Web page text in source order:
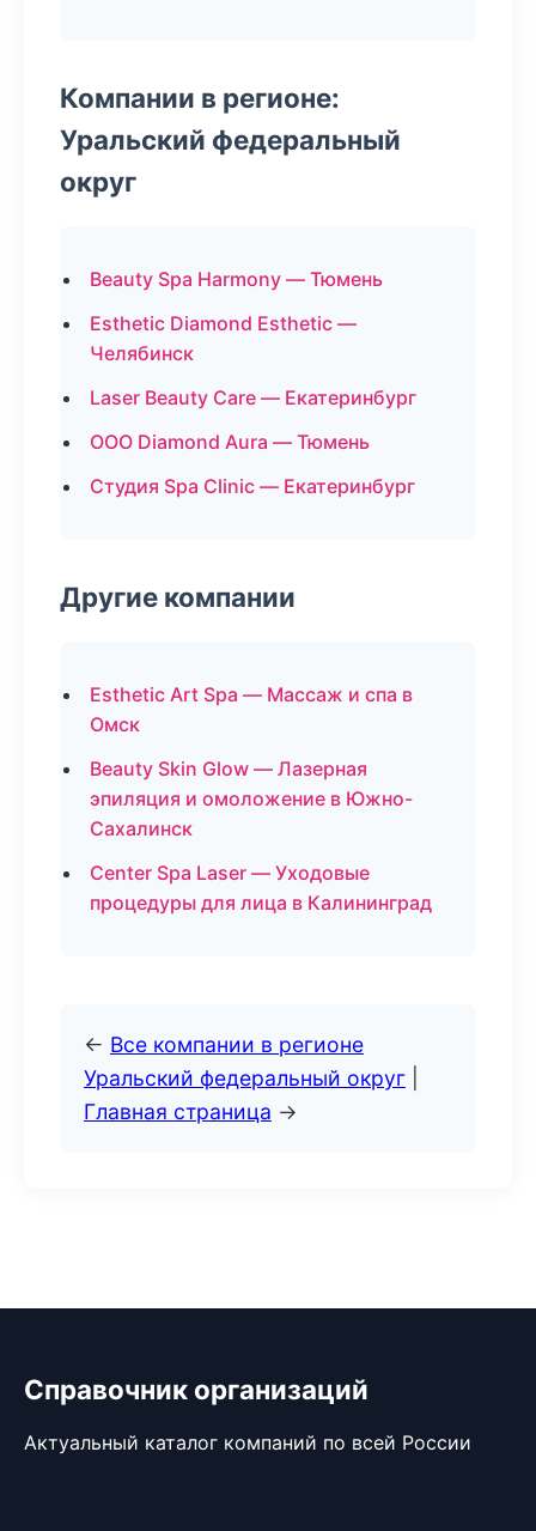
Компании в регионе:
Уральский федеральный
округ
Beauty Spa Harmony — Тюмень
Esthetic Diamond Esthetic —
Челябинск
Laser Beauty Care — Екатеринбург
ООО Diamond Aura — Тюмень
Студия Spa Clinic — Екатеринбург
Другие компании
Esthetic Art Spa — Массаж и спа в
Омск
Beauty Skin Glow — Лазерная
эпиляция и омоложение в Южно-
Сахалинск
Center Spa Laser — Уходовые
процедуры для лица в Калининград
← Все компании в регионе
Уральский федеральный округ
Главная страница →
Справочник организаций
Актуальный каталог компаний по всей России